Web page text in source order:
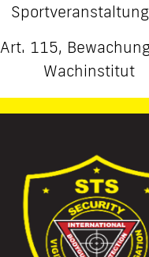
Art. 115,
Wachinstitut